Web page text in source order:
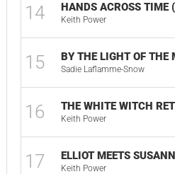
14 HANDS ACROSS TIME
Keith Power
15 BY THE LIGHT OF THE
Sadie Laflamme-Snow
16 THE WHITE WITCH
Keith Power
17 ELLIOT MEETS
Keith Power